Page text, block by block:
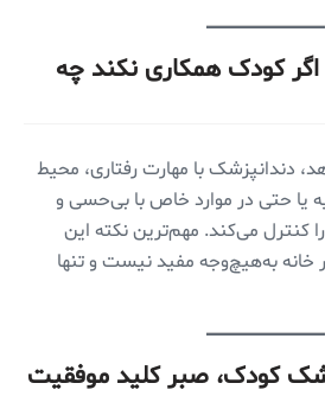
کودک همکاری نکند چه
دندانپزشک با مهارت رفتاری، محیط
یا حتی در موارد خاص با بی‌حسی و
کنترل می‌کند. مهم‌ترین نکته این
خانه به‌هیچ‌وجه مفید نیست و تنها
کودک، صبر کلید موفقیت